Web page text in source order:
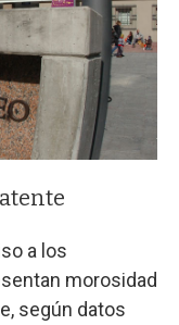
a los
morosidad
según datos